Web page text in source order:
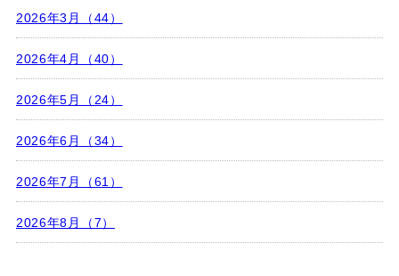
2026年3月（44）
2026年4月（40）
2026年5月（24）
2026年6月（34）
2026年7月（61）
2026年8月（7）